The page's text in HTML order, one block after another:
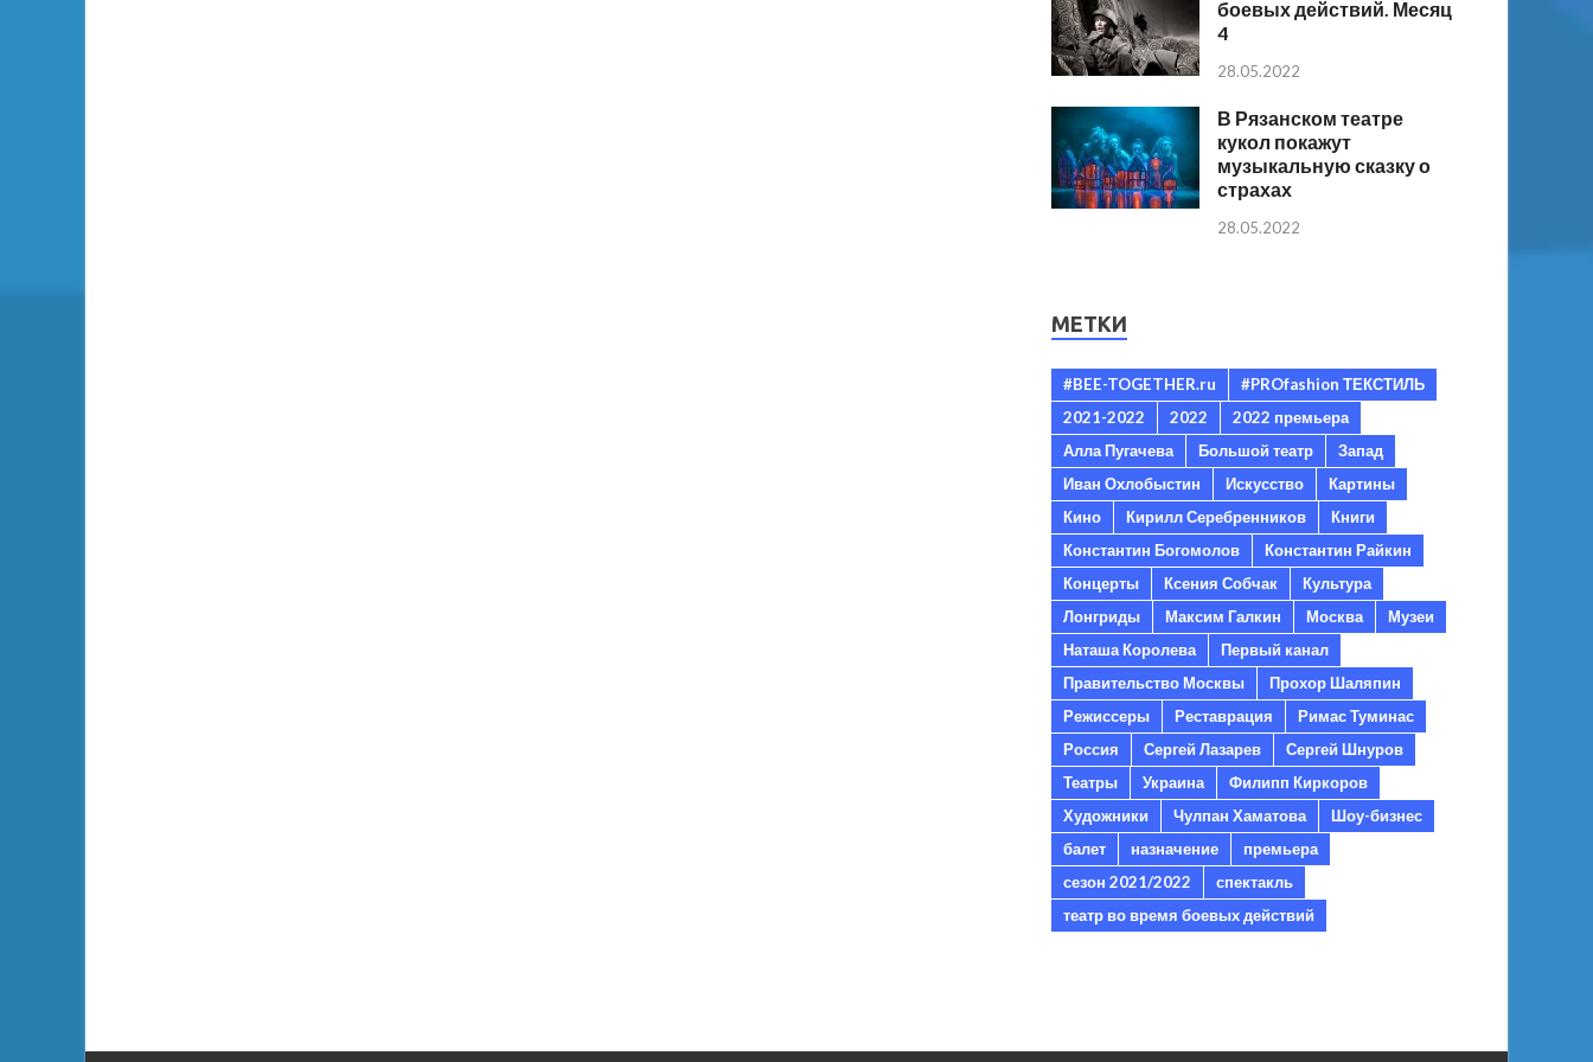
боевых действий. Месяц
4
28.05.2022
В Рязанском театре
кукол покажут
музыкальную сказку о
страхах
28.05.2022
МЕТКИ
#BEE-TOGETHER.ru
#PROfashion ТЕКСТИЛЬ
2021-2022
2022
2022 премьера
Алла Пугачева
Большой театр
Запад
Иван Охлобыстин
Искусство
Картины
Кино
Кирилл Серебренников
Книги
Константин Богомолов
Константин Райкин
Концерты
Ксения Собчак
Культура
Лонгриды
Максим Галкин Москва
Музеи
Наташа Королева
Первый канал
Правительство Москвы
Прохор Шаляпин
Режиссеры
Реставрация
Римас Туминас
Россия
Сергей Лазарев
Сергей Шнуров
Театры
Украина
Филипп Киркоров
Художники
Чулпан Хаматова
Шоу-бизнес
балет
назначение
премьера
сезон 2021/2022
спектакль
театр во время боевых действий